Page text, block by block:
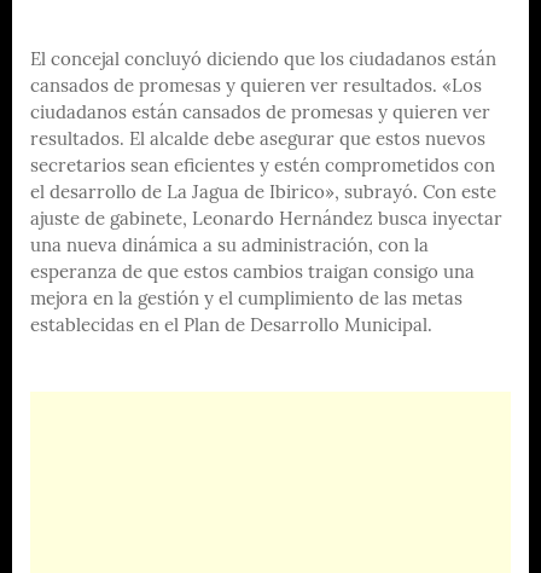
El concejal concluyó diciendo que los ciudadanos están
cansados de promesas y quieren ver resultados. «Los
ciudadanos están cansados de promesas y quieren ver
resultados. El alcalde debe asegurar que estos nuevos
secretarios sean eficientes y estén comprometidos con
el desarrollo de La Jagua de Ibirico», subrayó. Con este
ajuste de gabinete, Leonardo Hernández busca inyectar
una nueva dinámica a su administración, con la
esperanza de que estos cambios traigan consigo una
mejora en la gestión y el cumplimiento de las metas
establecidas en el Plan de Desarrollo Municipal.